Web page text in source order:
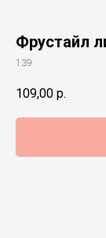
Фрустайл
139
109,00 р.